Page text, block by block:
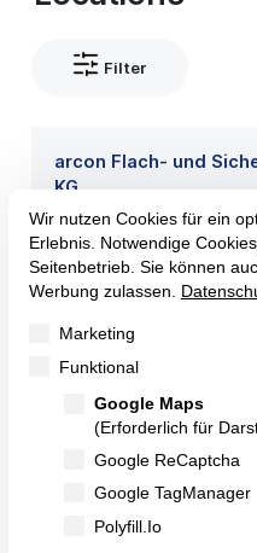
Filter
arcon Flach- und
KG
Industriestraße 10
91555 Feuchtwangen
arcon Flach- und
Am Amselberg 4
07751 Bucha
arcon glass North
157A 1st Street, Suite 311
NJ 07302 Jersey City